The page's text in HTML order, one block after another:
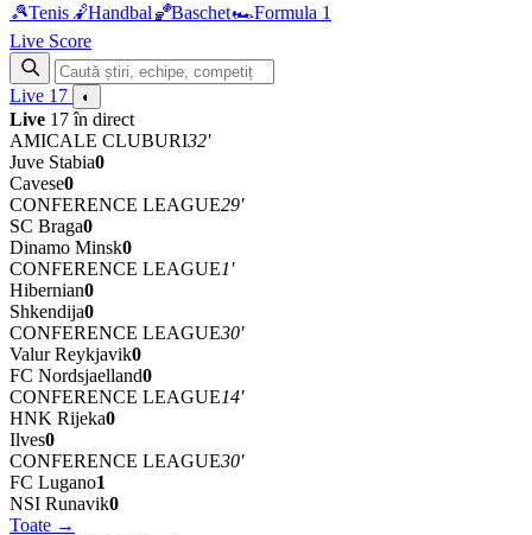
🎾Tenis 🤾Handbal🏀Baschet🏎Formula 1
Live Score
Live 17 ◐
Live 17 în direct
AMICALE CLUBURI32'
Juve Stabia0
Cavese0
CONFERENCE LEAGUE29'
SC Braga0
Dinamo Minsk0
CONFERENCE LEAGUE1'
Hibernian0
Shkendija0
CONFERENCE LEAGUE30'
Valur Reykjavik0
FC Nordsjaelland0
CONFERENCE LEAGUE14'
HNK Rijeka0
Ilves0
CONFERENCE LEAGUE30'
FC Lugano1
NSI Runavik0
Toate →